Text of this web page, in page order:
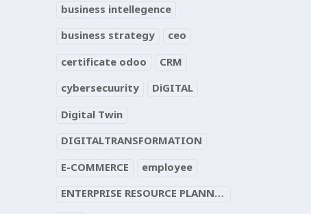
business intellegence
business strategy
ceo
certificate odoo
CRM
cybersecuurity
DiGITAL
Digital Twin
DIGITALTRANSFORMATION
E-COMMERCE
employee
ENTERPRISE RESOURCE PLANNING